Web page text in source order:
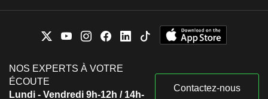
NOS EXPERTS À VOTRE
ÉCOUTE
Lundi - Vendredi 9h-12h / 14h-
Contactez-nous